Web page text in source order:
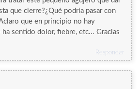
que cierre?¿Qué podría pasar con
que en principio no hay
sentido dolor, fiebre, etc... Gracias
Responder